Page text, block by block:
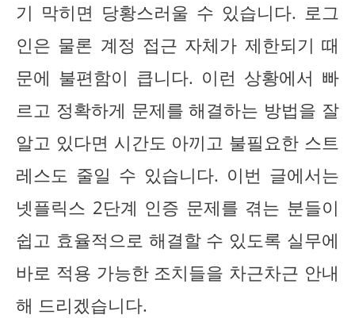
기 막히면 당황스러울 수 있습니다. 로그
인은 물론 계정 접근 자체가 제한되기 때
문에 불편함이 큽니다. 이런 상황에서 빠
르고 정확하게 문제를 해결하는 방법을 잘
알고 있다면 시간도 아끼고 불필요한 스트
레스도 줄일 수 있습니다. 이번 글에서는
넷플릭스 2단계 인증 문제를 겪는 분들이
쉽고 효율적으로 해결할 수 있도록 실무에
바로 적용 가능한 조치들을 차근차근 안내
해 드리겠습니다.